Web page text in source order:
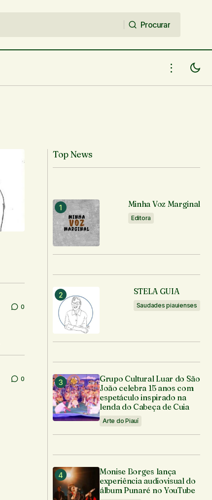
Procurar
0
0
Top News
Minha Voz Marginal
Editora
STELA GUIA
Saudades piauienses
Grupo Cultural Luar do São
João celebra 15 anos com
espetáculo inspirado na
lenda do Cabeça de Cuia
Arte do Piauí
Monise Borges lança
experiência audiovisual do
álbum Punaré no YouTube